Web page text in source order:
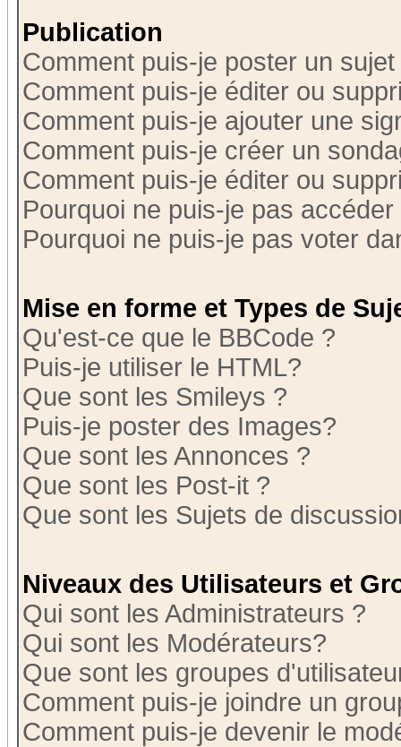
Publication
Comment puis-je poster un
Comment puis-je éditer ou
Comment puis-je ajouter une
Comment puis-je créer un
Comment puis-je éditer ou
Pourquoi ne puis-je pas
Pourquoi ne puis-je pas voter
Mise en forme et Types de
Qu'est-ce que le BBCode ?
Puis-je utiliser le HTML?
Que sont les Smileys ?
Puis-je poster des Images?
Que sont les Annonces ?
Que sont les Post-it ?
Que sont les Sujets de
Niveaux des Utilisateurs et
Qui sont les Administrateurs ?
Qui sont les Modérateurs?
Que sont les groupes
Comment puis-je joindre un
Comment puis-je devenir le